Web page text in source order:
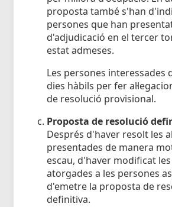
proposta també s'han
persones que han
d'adjudicació en el tercer
estat admeses.
Les persones interessades
dies hàbils per fer
de resolució provisional.
Proposta de resolució
Després d'haver resolt les
presentades de manera
escau, d'haver modificat
atorgades a les persones
d'emetre la proposta de
definitiva.